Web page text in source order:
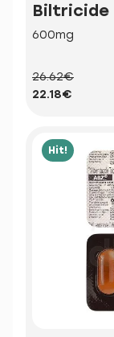
Biltricide
600mg
26.62€
22.18€
Hit!